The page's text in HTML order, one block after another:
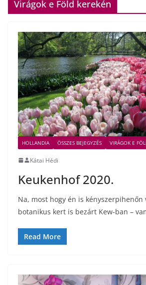
Virágok e Föld kerekén
HOLLANDIA ÖSSZES BEJEGYZÉS VIRÁGOK E
Kátai Hédi
Keukenhof 2020.
Na, most hogy én is kényszerpihenőn
botanikus kert is bezárt Kew-ban –
Read More